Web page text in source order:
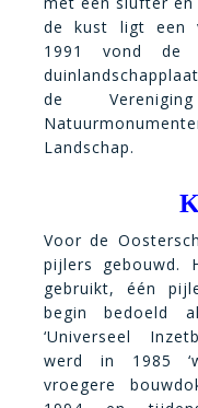
de kust ligt een
1991 vond de
de
Landschap.
Voor de
pijlers gebouwd.
gebruikt, één
begin bedoeld
‘Universeel
werd in 1985
vroegere